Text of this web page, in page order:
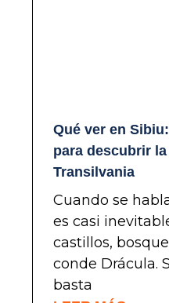
Qué ver en
para descubrir
Transilvania
Cuando se
es casi
castillos,
conde Drácula.
basta